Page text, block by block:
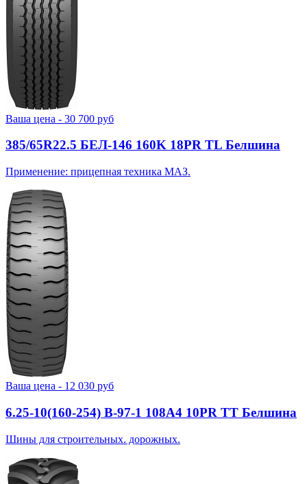
Ваша цена - 30 700 руб
385/65R22.5 БЕЛ-146 160K 18PR TL Белшина
Применение: прицепная техника МАЗ.
Ваша цена - 12 030 руб
6.25-10(160-254) В-97-1 108A4 10PR TT Белшина
Шины для строительных. дорожных.